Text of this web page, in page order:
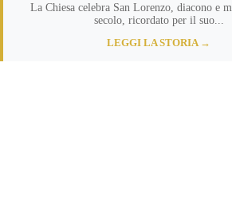
La Chiesa celebra San Lorenzo, diacono e
secolo, ricordato per il suo...
LEGGI LA STORIA →